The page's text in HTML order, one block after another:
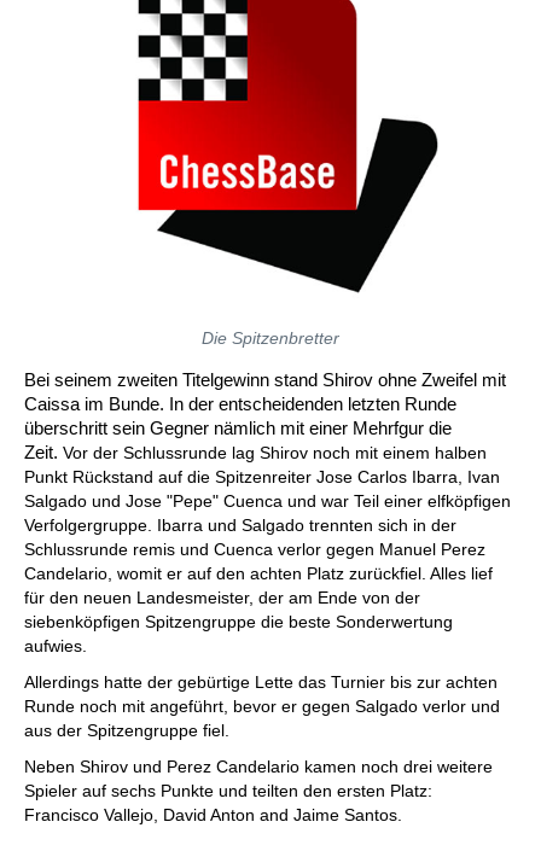
Die Spitzenbretter
Bei seinem zweiten Titelgewinn stand Shirov ohne Zweifel mit
Caissa im Bunde. In der entscheidenden letzten Runde
überschritt sein Gegner nämlich mit einer Mehrfgur die
Zeit. Vor der Schlussrunde lag Shirov noch mit einem halben
Punkt Rückstand auf die Spitzenreiter Jose Carlos Ibarra, Ivan
Salgado und Jose "Pepe" Cuenca und war Teil einer elfköpfigen
Verfolgergruppe. Ibarra und Salgado trennten sich in der
Schlussrunde remis und Cuenca verlor gegen Manuel Perez
Candelario, womit er auf den achten Platz zurückfiel. Alles lief
für den neuen Landesmeister, der am Ende von der
siebenköpfigen Spitzengruppe die beste Sonderwertung
aufwies.
Allerdings hatte der gebürtige Lette das Turnier bis zur achten
Runde noch mit angeführt, bevor er gegen Salgado verlor und
aus der Spitzengruppe fiel.
Neben Shirov und Perez Candelario kamen noch drei weitere
Spieler auf sechs Punkte und teilten den ersten Platz:
Francisco Vallejo, David Anton and Jaime Santos.